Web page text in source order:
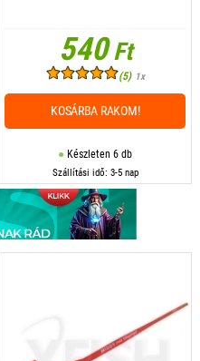
540Ft
(5) 1x
Készleten 6 db
Szállítási idő: 3-5 nap
KOSÁRBA RAKOM!